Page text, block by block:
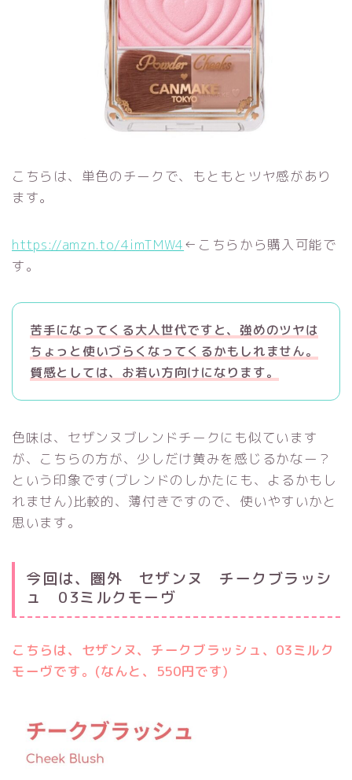
こちらは、単色のチークで、もともとツヤ感があり
ます。
https://amzn.to/4imTMW4←こちらから購入可能で
す。
苦手になってくる大人世代ですと、強めのツヤは
ちょっと使いづらくなってくるかもしれません。
質感としては、お若い方向けになります。
色味は、セザンヌブレンドチークにも似ています
が、こちらの方が、少しだけ黄みを感じるかなー？
という印象です(ブレンドのしかたにも、よるかもし
れません)比較的、薄付きですので、使いやすいかと
思います。
今回は、圏外 セザンヌ チークブラッシ
ュ 03ミルクモーヴ
こちらは、セザンヌ、チークブラッシュ、03ミルク
モーヴです。(なんと、550円です)